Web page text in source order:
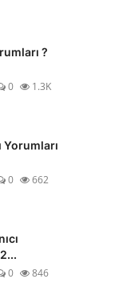
?
0 1.3K
Yorumları
0 662
0 846